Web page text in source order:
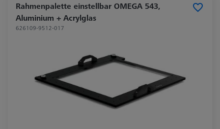
Rahmenpalette einstellbar OMEGA 543,
Aluminium + Acrylglas
626109-9512-017